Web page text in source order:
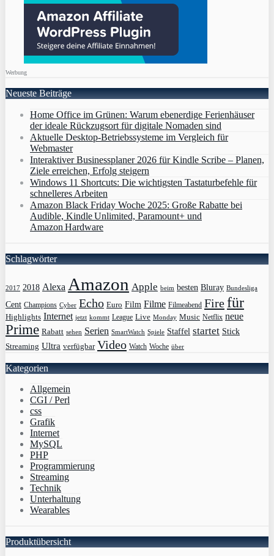
Werbung
Neueste Beiträge
Home Office im Grünen: Warum ebenerdige Ferienhäuser
der ideale Rückzugsort für digitale Nomaden sind
Aktuelle Desktop-Betriebssysteme im Vergleich für
Webmaster
Interaktiver Businessplaner 2026 für Kindle Scribe – Planen,
Ziele erreichen, Erfolg steigern
Windows 11 Shortcuts: Die wichtigsten Tastaturbefehle für
schnelleres Arbeiten
Amazon Black Friday Woche 2025: Große Rabatte bei
Audible, Kindle Unlimited, Paramount+ und
Amazon Hardware
Schlagwörter
2017 2018 Alexa Amazon Apple beim besten Bluray Bundesliga
Cent Champions Cyber Echo Euro Film Filme Filmeabend Firefür
Highlights Internet jetzt kommt League Live Monday Music Netflix neue
Prime Rabatt sehen Serien SmartWatch Spiele Staffel startet Stick
Streaming Ultra verfügbar Video Watch Woche über
Kategorien
Allgemein
CGI / Perl
css
Grafik
Internet
MySQL
PHP
Programmierung
Streaming
Technik
Unterhaltung
Wearables
Produktübersicht